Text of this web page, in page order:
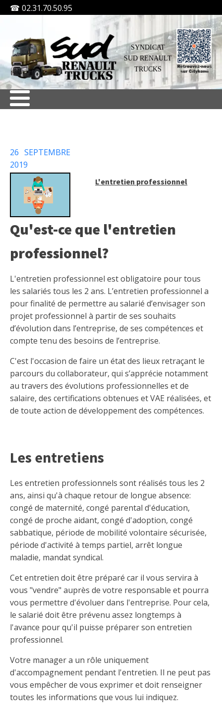
☎ 02.31.70.50.95
SYNDICAT
SUD RENAULT
TRUCKS
26 SEPTEMBRE
2019
L'entretien professionnel
Qu'est-ce que l'entretien
professionnel?
L'entretien professionnel est obligatoire pour tous
les salariés tous les 2 ans. L’entretien professionnel a
pour finalité de permettre au salarié d’envisager son
projet professionnel à partir de ses souhaits
d’évolution dans l’entreprise, de ses compétences et
compte tenu des besoins de l’entreprise.
C'est l'occasion de faire un état des lieux retraçant le
parcours du collaborateur, qui s’apprécie notamment
au travers des évolutions professionnelles et de
salaire, des certifications obtenues et VAE réalisées, et
de toute action de développement des compétences.
Les entretiens
Les entretien professionnels sont réalisés tous les 2
ans, ainsi qu'à chaque retour de longue absence:
congé de maternité, congé parental d'éducation,
congé de proche aidant, congé d'adoption, congé
sabbatique, période de mobilité volontaire sécurisée,
période d'activité à temps partiel, arrêt longue
maladie, mandat syndical.
Cet entretien doit être préparé car il vous servira à
vous "vendre" auprès de votre responsable et pourra
vous permettre d'évoluer dans l'entreprise. Pour cela,
le salarié doit être prévenu assez longtemps à
l'avance pour qu'il puisse préparer son entretien
professionnel.
Votre manager a un rôle uniquement
d'accompagnement pendant l'entretien. Il ne peut pas
vous empêcher de vous exprimer et doit renseigner
toutes les informations que vous lui indiquez.